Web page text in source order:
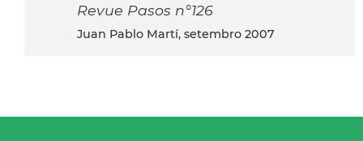
Revue Pasos n°126
Juan Pablo Martí, setembro 2007